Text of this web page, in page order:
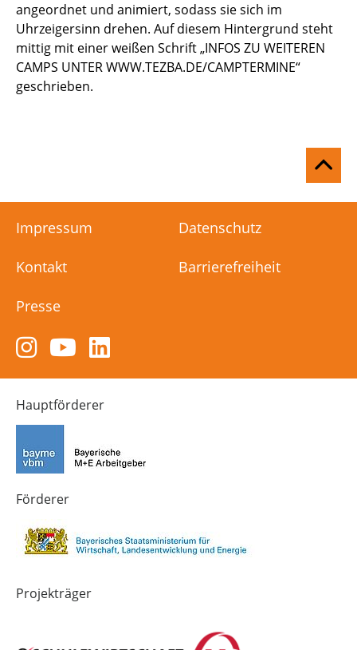
angeordnet und animiert, sodass sie sich im
Uhrzeigersinn drehen. Auf diesem Hintergrund steht
mittig mit einer weißen Schrift „INFOS ZU WEITEREN
CAMPS UNTER WWW.TEZBA.DE/CAMPTERMINE“
geschrieben.
Impressum Datenschutz
Kontakt Barrierefreiheit
Presse
Zum
Instagram-
Kanal
von
Technik-
in
Bayern
4.0
Zum
YouTube-
Kanal
von
LinkedIn-
Kanal
Hauptförderer
Förderer
Projekträger